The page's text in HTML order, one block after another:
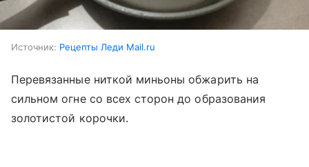
Источник: Рецепты Леди Mail.ru
Перевязанные ниткой миньоны обжарить на
сильном огне со всех сторон до образования
золотистой корочки.